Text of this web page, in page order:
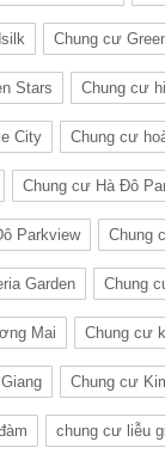
Chung cư
Stars Chung cư
City Chung cư
Chung cư Hà Đô
Parkview Chung
Garden Chung
Mai Chung cư
Chung cư
chung cư liễu